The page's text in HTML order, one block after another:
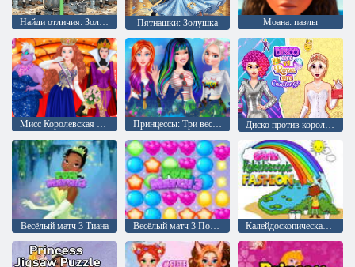
Найди отличия: Золушка Пятнашки: Золушка Моана: пазлы
Принцессы: Три весенних фестиваля Диско против королевского стиля
Весёлый матч 3 Тиана Весёлый матч 3 Покахонтас